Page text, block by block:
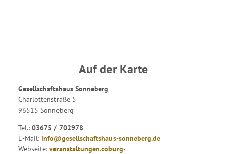
Auf der Karte
Gesellschaftshaus Sonneberg
Charlottenstraße 5
96515 Sonneberg
Tel.: 03675 / 702978
E-Mail: info@gesellschaftshaus-sonneberg.de
Webseite: veranstaltungen.coburg-